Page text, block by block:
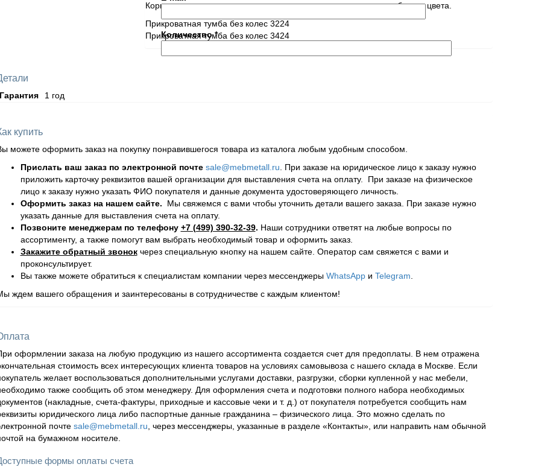
Количество*
Корпус сталь окрашенная полимерно-порошковым покрытием белого цвета.
Прикроватная тумба без колес 3224
Прикроватная тумба без колес 3424
Гарантия 1 год
купить
можете оформить заказ на покупку понравившегося товара из каталога любым удобным способом.
Прислать ваш заказ по электронной почте sale@mebmetall.ru. При заказе на юридическое лицо к заказу нужно
приложить карточку реквизитов вашей организации для выставления счета на оплату. При заказе на физическое
лицо к заказу нужно указать ФИО покупателя и данные документа удостоверяющего личность.
Оформить заказ на нашем сайте. Мы свяжемся с вами чтобы уточнить детали вашего заказа. При заказе нужно
указать данные для выставления счета на оплату.
Позвоните менеджерам по телефону +7 (499) 390-32-39. Наши сотрудники ответят на любые вопросы по
ассортименту, а также помогут вам выбрать необходимый товар и оформить заказ.
Закажите обратный звонокчерез специальную кнопку на нашем сайте. Оператор сам свяжется с вами и
проконсультирует.
Вы также можете обратиться к специалистам компании через мессенджеры WhatsAppи Telegram.
ждем вашего обращения и заинтересованы в сотрудничестве с каждым клиентом!
оформлении заказа на любую продукцию из нашего ассортимента создается счет для предоплаты. В нем отражена
стоимость всех интересующих клиента товаров на условиях самовывоза с нашего склада в Москве. Если
желает воспользоваться дополнительными услугами доставки, разгрузки, сборки купленной у нас мебели,
также сообщить об этом менеджеру. Для оформления счета и подготовки полного набора необходимых
(накладные, счета-фактуры, приходные и кассовые чеки и т. д.) от покупателя потребуется сообщить нам
юридического лица либо паспортные данные гражданина – физического лица. Это можно сделать по
почте sale@mebmetall.ru, через мессенджеры, указанные в разделе «Контакты», или направить нам обычной
на бумажном носителе.
формы оплаты счета